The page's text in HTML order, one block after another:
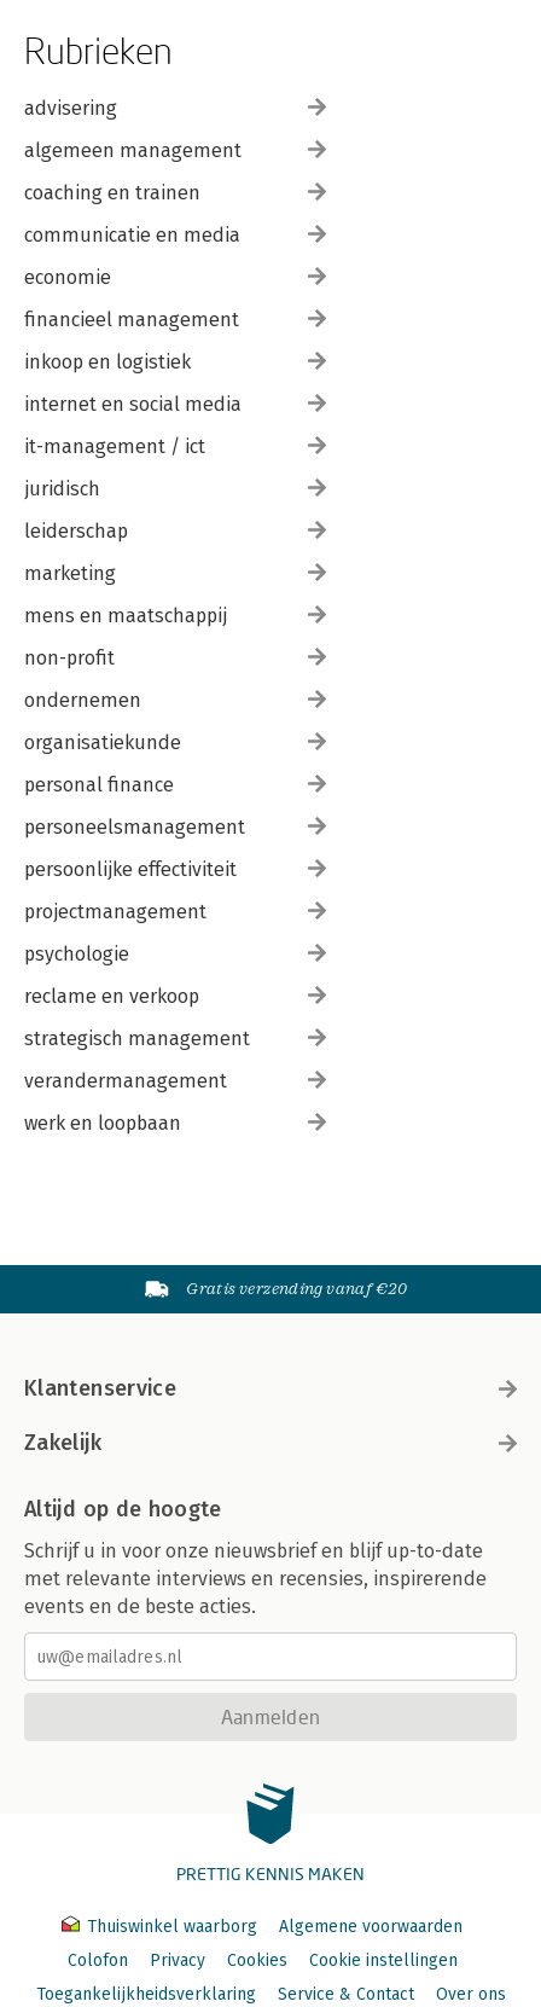
Rubrieken
advisering
algemeen management
coaching en trainen
communicatie en media
economie
financieel management
inkoop en logistiek
internet en social media
it-management / ict
juridisch
leiderschap
marketing
mens en maatschappij
non-profit
ondernemen
organisatiekunde
personal finance
personeelsmanagement
persoonlijke effectiviteit
projectmanagement
psychologie
reclame en verkoop
strategisch management
verandermanagement
werk en loopbaan
Gratis verzending vanaf €20
Klantenservice
Zakelijk
Altijd op de hoogte
Schrijf u in voor onze nieuwsbrief en blijf up-to-date
met relevante interviews en recensies, inspirerende
events en de beste acties.
Aanmelden
PRETTIG KENNIS MAKEN
Thuiswinkel waarborg
Algemene voorwaarden
Colofon
Privacy Cookies
Cookie instellingen
Toegankelijkheidsverklaring
Service & Contact Over ons